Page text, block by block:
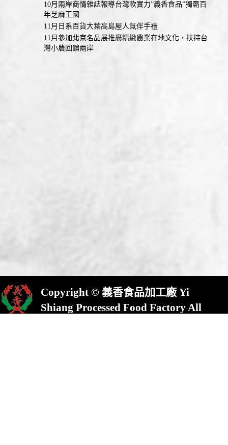
10月兩岸商情雜誌報導台灣軟實力”義香食品”獨霸百
年芝麻王國
11月日系百貨大葉高島屋人氣伴手禮
11月參加北京名品展推廣精緻農業在地文化，扶持台
灣小農回饋兩岸
Copyright © 義香食品加工廠 Yi
Shiang Processed Food Factory All